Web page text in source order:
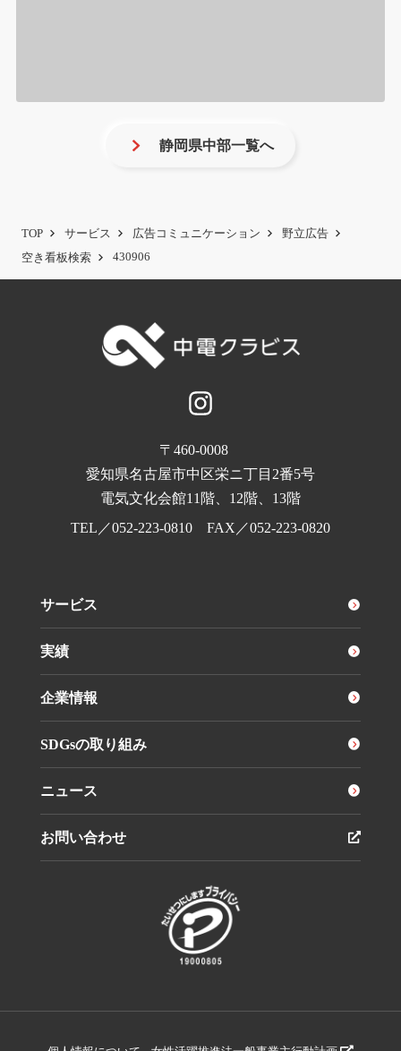
静岡県中部一覧へ
TOP サービス 広告コミュニケーション
野立広告
空き看板検索
430906
〒460-0008
愛知県名古屋市中区栄ニ丁目2番5号
電気文化会館11階、12階、13階
TEL／052-223-0810 FAX／052-223-0820
サービス
実績
企業情報
SDGsの取り組み
ニュース
お問い合わせ